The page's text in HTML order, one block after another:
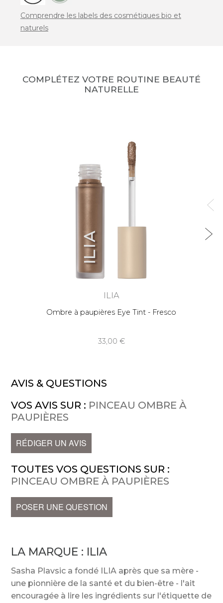
Comprendre les labels des cosmétiques bio et
naturels
COMPLÉTEZ VOTRE ROUTINE BEAUTÉ
NATURELLE
ILIA
Ombre à paupières Eye Tint - Fresco
33,00
AVIS & QUESTIONS
VOS AVIS SUR : PINCEAU OMBRE À
PAUPIÈRES
RÉDIGER UN AVIS
TOUTES VOS QUESTIONS SUR :
PINCEAU OMBRE À PAUPIÈRES
POSER UNE QUESTION
LA MARQUE : ILIA
Sasha Plavsic a fondé ILIA après que sa mère -
une pionnière de la santé et du bien-être - l'ait
encouragée à lire les ingrédients sur l'étiquette de